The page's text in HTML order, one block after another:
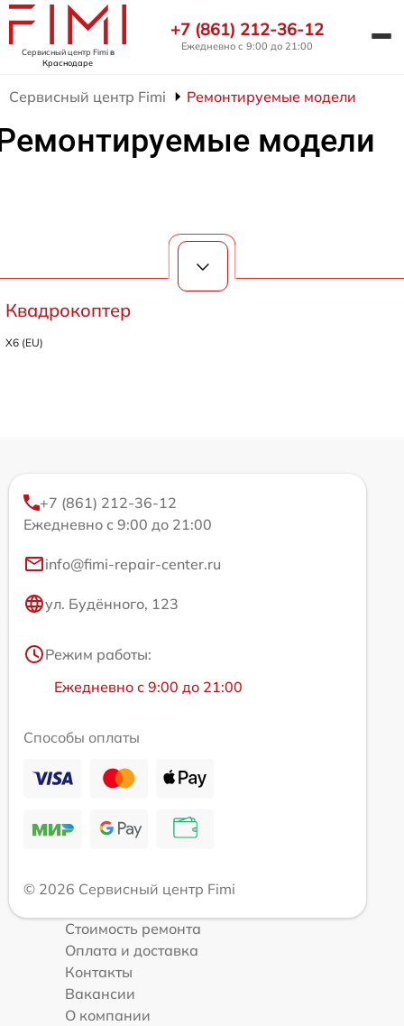
Сервисный центр Fimiв
Краснодаре
+7 (861) 212-36-12
Ежедневно с 9:00 до 21:00
Сервисный центр Fimi Ремонтируемые модели
модели
Квадрокоптер
X6 (EU)
+7 (861) 212-36-12
Ежедневно с 9:00 до 21:00
info@fimi-repair-center.ru
ул. Будённого, 123
Режим работы:
Ежедневно с 9:00 до 21:00
Способы оплаты
© 2026 Сервисный центр Fimi
Стоимость ремонта
Оплата и доставка
Контакты
Вакансии
О компании